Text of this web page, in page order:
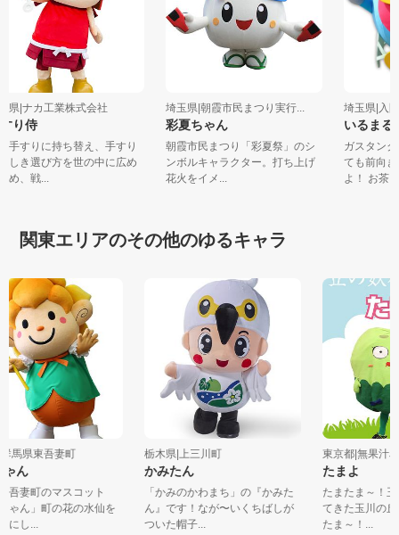
玉県|ナカ工業株式会社
すり侍
を手すりに持ち替え、手すり
正しき選び方を世の中に広め
ため、戦...
埼玉県|朝霞市民まつり実行...
彩夏ちゃん
朝霞市民まつり「彩夏祭」のシ
ンボルキャラクター。打ち上げ
花火をイメ...
埼玉県|
いるま
ガスタン
ても前向
よ！ お
関東エリアのその他のゆるキャラ
馬県東吾妻町
ん
妻町のマスコット
ん」町の花の水仙を
し...
栃木県|上三川町
かみたん
「かみのかわまち」の『かみた
ん』です！なが〜いくちばしが
ついた帽子...
東京都|無果汁
たまよ
たまたま～！玉
てきた玉川の丘
たま～！...